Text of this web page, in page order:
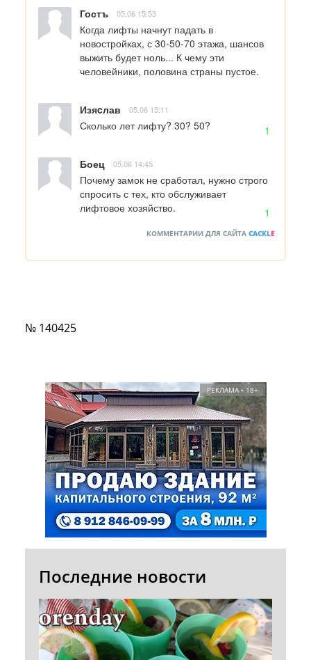
Гостъ 05.06 15:53
Когда лифты начнут падать в
новостройках, с 30-50-70 этажа, шансов
выжить будет ноль... К чему эти
человейники, половина страны пустое.
Изяcлав 05.06 15:11
Сколько лет лифту? 30? 50? 1
Боец 05.06 14:45
Почему замок не сработал, нужно строго
спросить с тех, кто обслуживает
лифтовое хозяйство.
1
КОММЕНТАРИИ ДЛЯ САЙТА CACKLE
№ 140425
РЕКЛАМА • 18+
Последние новости